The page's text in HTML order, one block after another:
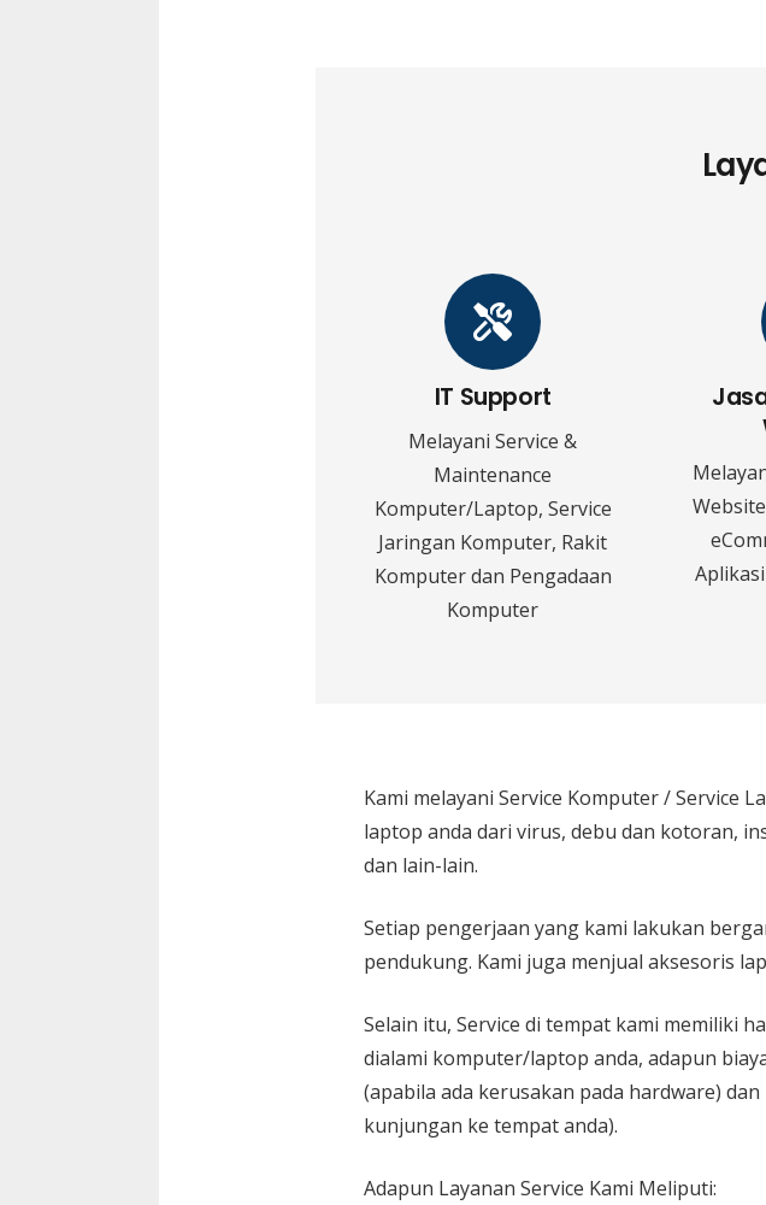
IT Support
Melayani Service &
Maintenance
Komputer/Laptop, Service
Jaringan Komputer, Rakit
Komputer dan Pengadaan
Komputer
Kami melayani Service Komputer / Service
laptop anda dari virus, debu dan kotoran,
dan lain-lain.
Setiap pengerjaan yang kami lakukan
pendukung. Kami juga menjual aksesoris
Selain itu, Service di tempat kami memiliki
dialami komputer/laptop anda, adapun
(apabila ada kerusakan pada hardware)
kunjungan ke tempat anda).
Adapun Layanan Service Kami Meliputi: